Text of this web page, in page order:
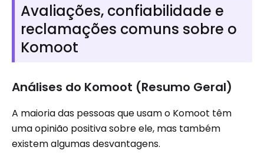
Avaliações, confiabilidade e
reclamações comuns sobre o
Komoot
Análises do Komoot (Resumo Geral)
A maioria das pessoas que usam o Komoot têm
uma opinião positiva sobre ele, mas também
existem algumas desvantagens.